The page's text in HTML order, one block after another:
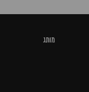
מותג